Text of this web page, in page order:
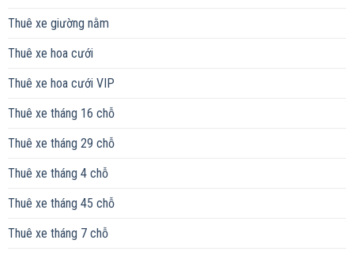
Thuê xe giường nằm
Thuê xe hoa cưới
Thuê xe hoa cưới VIP
Thuê xe tháng 16 chỗ
Thuê xe tháng 29 chỗ
Thuê xe tháng 4 chỗ
Thuê xe tháng 45 chỗ
Thuê xe tháng 7 chỗ